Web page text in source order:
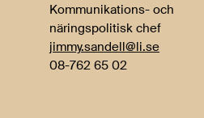
Kommunikations- och
näringspolitisk chef
jimmy.sandell@li.se
08-762 65 02